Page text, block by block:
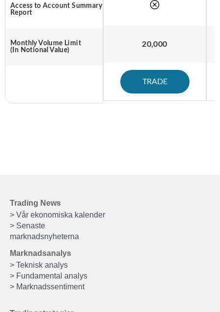
Access to Account Summary
Report
Monthly Volume Limit
(In Notional Value)
20,000
TRADE
Trading News
> Vår ekonomiska kalender
> Senaste
marknadsnyheterna
Marknadsanalys
> Teknisk analys
> Fundamental analys
> Marknadssentiment